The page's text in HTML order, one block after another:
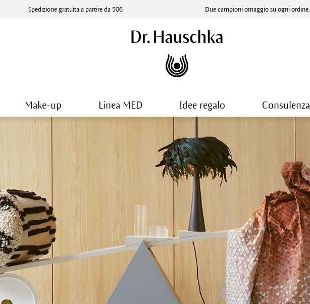
Spedizione gratuita a partire da 50€ Due campioni omaggio su ogni ordine.
Make-up Linea MED Idee regalo Consulenza